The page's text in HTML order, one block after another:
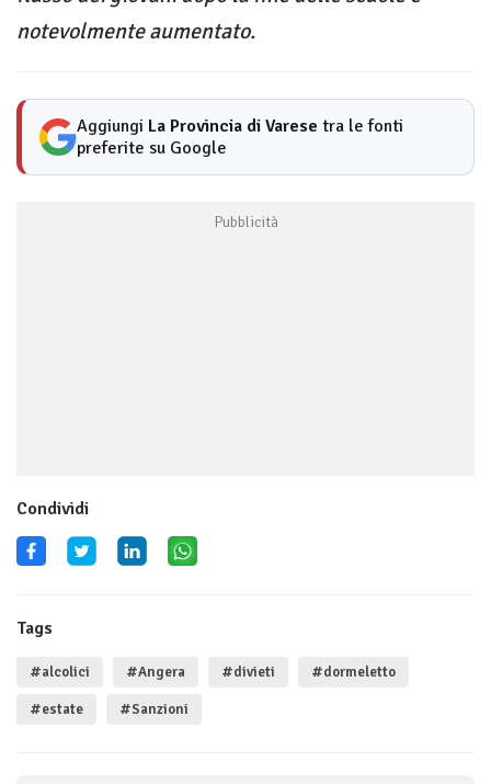
notevolmente aumentato.
Aggiungi La Provincia di Varese tra le fonti
preferite su Google
Condividi
Tags
#alcolici #Angera #divieti #dormeletto
#estate #Sanzioni